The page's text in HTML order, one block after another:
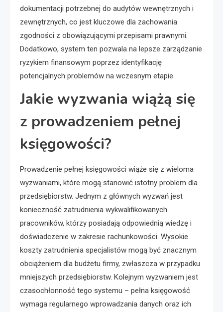
dokumentacji potrzebnej do audytów wewnętrznych i
zewnętrznych, co jest kluczowe dla zachowania
zgodności z obowiązującymi przepisami prawnymi.
Dodatkowo, system ten pozwala na lepsze zarządzanie
ryzykiem finansowym poprzez identyfikację
potencjalnych problemów na wczesnym etapie.
Jakie wyzwania wiążą się
z prowadzeniem pełnej
księgowości?
Prowadzenie pełnej księgowości wiąże się z wieloma
wyzwaniami, które mogą stanowić istotny problem dla
przedsiębiorstw. Jednym z głównych wyzwań jest
konieczność zatrudnienia wykwalifikowanych
pracowników, którzy posiadają odpowiednią wiedzę i
doświadczenie w zakresie rachunkowości. Wysokie
koszty zatrudnienia specjalistów mogą być znacznym
obciążeniem dla budżetu firmy, zwłaszcza w przypadku
mniejszych przedsiębiorstw. Kolejnym wyzwaniem jest
czasochłonność tego systemu – pełna księgowość
wymaga regularnego wprowadzania danych oraz ich